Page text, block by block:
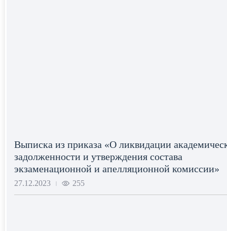
Выписка из приказа «О ликвидации
задолженности и утверждения состава
экзаменационной и апелляционной комиссии»
27.12.2023 | 255